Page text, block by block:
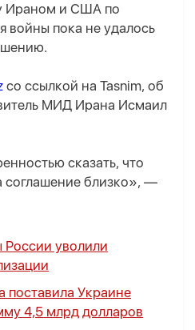
Ираном и США по
войны пока не удалось
со ссылкой на Tasnim, об
МИД Ирана Исмаил
сказать, что
соглашение близко», —
России уволили
поставила Украине
4,5 млрд долларов